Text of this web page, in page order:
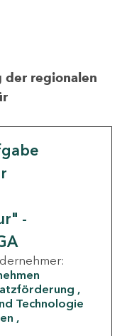
der regionalen
-
Technologie